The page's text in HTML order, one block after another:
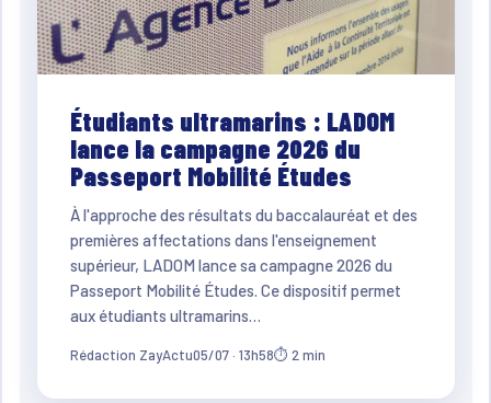
Étudiants ultramarins : LADOM
lance la campagne 2026 du
Passeport Mobilité Études
À l'approche des résultats du baccalauréat et des
premières affectations dans l'enseignement
supérieur, LADOM lance sa campagne 2026 du
Passeport Mobilité Études. Ce dispositif permet
aux étudiants ultramarins…
Rédaction ZayActu05/07 · 13h58⏱ 2 min